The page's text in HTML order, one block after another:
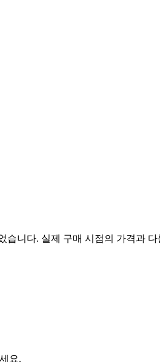
니다. 실제 구매 시점의 가격과 다
요.